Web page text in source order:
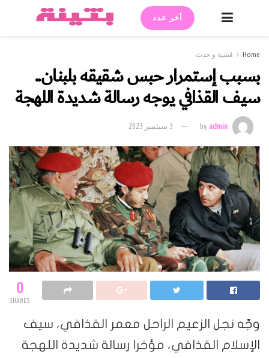
أخر عدد
Home قضية و حدث
بسبب إستمرار حبس شقيقه بلبنان..
سيف القذافي يوجه رسالة شديدة اللهجة
byadmin 3 سبتمبر 2023
0
SHARES
وجّه نجل الزعيم الراحل معمر القذافي، سيف
الإسلام القذافي، مؤخرا رسالة شديدة اللهجة